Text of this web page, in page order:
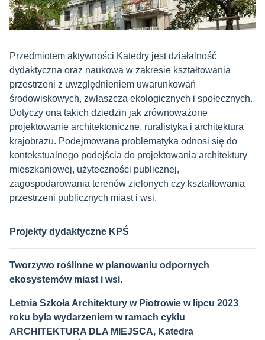
Przedmiotem aktywności Katedry jest działalność
dydaktyczna oraz naukowa w zakresie kształtowania
przestrzeni z uwzględnieniem uwarunkowań
środowiskowych, zwłaszcza ekologicznych i społecznych.
Dotyczy ona takich dziedzin jak zrównoważone
projektowanie architektoniczne, ruralistyka i architektura
krajobrazu. Podejmowana problematyka odnosi się do
kontekstualnego podejścia do projektowania architektury
mieszkaniowej, użyteczności publicznej,
zagospodarowania terenów zielonych czy kształtowania
przestrzeni publicznych miast i wsi.
Projekty dydaktyczne KPŚ
Tworzywo roślinne w planowaniu odpornych
ekosystemów miast i wsi.
Letnia Szkoła Architektury w Piotrowie w lipcu 2023
roku była wydarzeniem w ramach cyklu
ARCHITEKTURA DLA MIEJSCA, Katedra